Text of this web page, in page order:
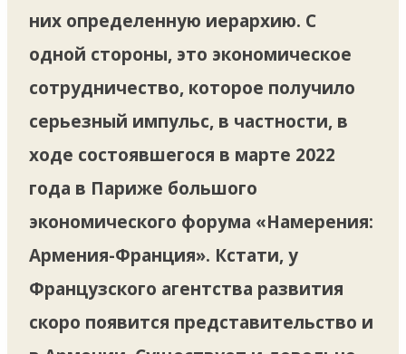
них определенную иерархию. С
одной стороны, это экономическое
сотрудничество, которое получило
серьезный импульс, в частности, в
ходе состоявшегося в марте 2022
года в Париже большого
экономического форума «Намерения:
Армения-Франция». Кстати, у
Французского агентства развития
скоро появится представительство и